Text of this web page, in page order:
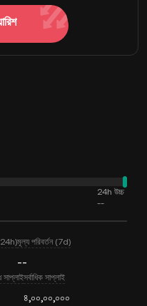
24h উচ্চ
--
মূল্য পরিবর্তন (7d)
--
সাপ্লাইসর্বাধিক সাপ্লাই
৪,০০,০০,০০০